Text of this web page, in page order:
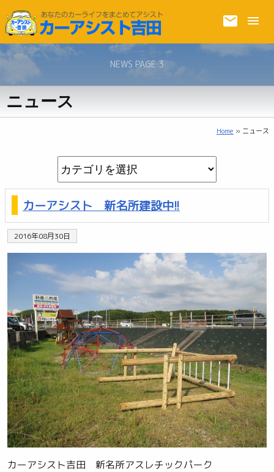
NEWS PAGE 3
ニュース
Home » ニュース
カーアシスト 新名所建設中!!
2016年08月30日
カーアシスト吉田 新名所アスレチックパーク